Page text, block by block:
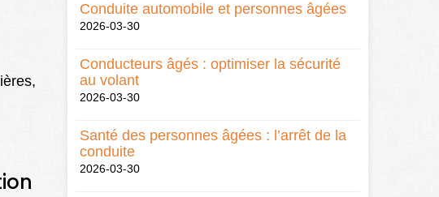
Conduite automobile et personnes âgées
2026-03-30
Conducteurs âgés : optimiser la sécurité
au volant
2026-03-30
Santé des personnes âgées : l’arrêt de la
conduite
2026-03-30